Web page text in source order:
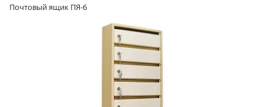
Почтовый ящик ПЯ-6